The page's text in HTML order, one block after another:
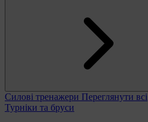
Силові тренажери Переглянути всі
Турніки та бруси